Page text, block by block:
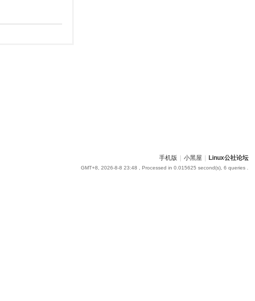
手机版 小黑屋 Linux公社论坛
GMT+8, 2026-8-8 23:48 , Processed in 0.015625 second(s), 6 queries .